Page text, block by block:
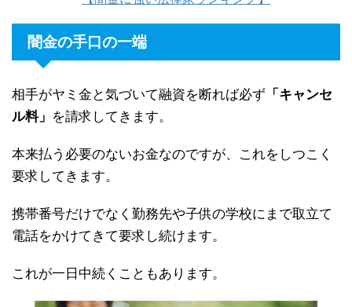
闇金の手口の一端
相手がヤミ金と気づいて融資を断れば必ず 「キャンセ
ル料」 を請求してきます。
本来払う必要のないお金なのですが、これをしつこく
要求してきます。
携帯番号だけでなく勤務先や子供の学校にまで取立て
電話をかけてきて要求し続けます。
これが一日中続くこともあります。